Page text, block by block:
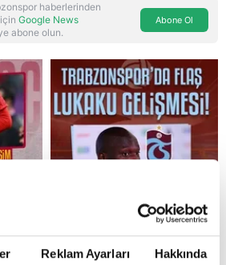
Reklam Ayarları Hakkında
haberlerinden
Google News
abone olun.
Abone Ol